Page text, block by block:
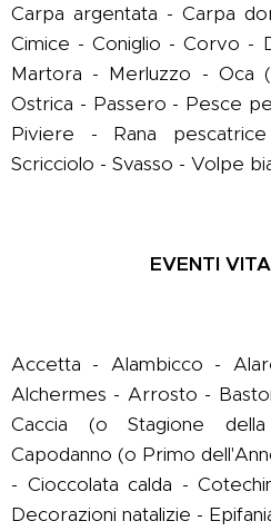
Carpa argentata - Carpa
Cimice - Coniglio - Corvo -
Martora - Merluzzo - Oca
Ostrica - Passero - Pesce
Piviere - Rana
Scricciolo - Svasso - Volpe
EVENTI
Accetta - Alambicco -
Alchermes - Arrosto -
Caccia (o Stagione
Capodanno (o Primo
- Cioccolata calda -
Decorazioni natalizie -